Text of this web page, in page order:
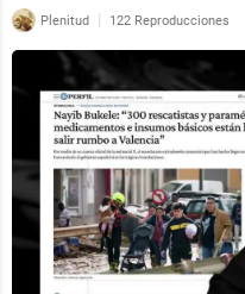
Plenitud | 122 Reproducciones